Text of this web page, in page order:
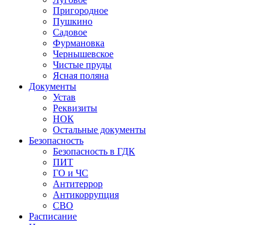
Пригородное
Пушкино
Садовое
Фурмановка
Чернышевское
Чистые пруды
Ясная поляна
Документы
Устав
Реквизиты
НОК
Остальные документы
Безопасность
Безопасность в ГДК
ПИТ
ГО и ЧС
Антитеррор
Антикоррупция
СВО
Расписание